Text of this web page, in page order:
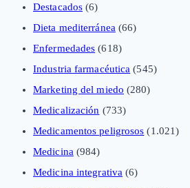
Destacados (6)
Dieta mediterránea (66)
Enfermedades (618)
Industria farmacéutica (545)
Marketing del miedo (280)
Medicalización (733)
Medicamentos peligrosos (1.021)
Medicina (984)
Medicina integrativa (6)